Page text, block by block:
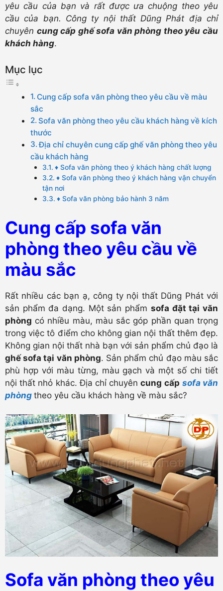
yêu cầu của bạn và rất được ưa chuộng theo yêu
cầu của bạn. Công ty nội thất Dũng Phát địa chỉ
chuyên cung cấp ghế sofa văn phòng theo yêu cầu
khách hàng.
Mục lục
Cung cấp sofa văn phòng theo yêu cầu về màu
sắc
Sofa văn phòng theo yêu cầu khách hàng về kích
thước
Địa chỉ chuyên cung cấp ghế văn phòng theo yêu
cầu khách hàng
♦ Sofa văn phòng theo ý khách hàng chất lượng
♦ Sofa văn phòng theo ý khách hàng vận chuyển
tận nơi
♦ Sofa văn phòng bảo hành 3 năm
Cung cấp sofa văn
phòng theo yêu cầu về
màu sắc
Rất nhiều các bạn ạ, công ty nội thất Dũng Phát với
sản phẩm đa dạng. Một sản phẩm sofa đặt tại văn
phòng có nhiều màu, màu sắc góp phần quan trọng
trong việc tô điểm cho không gian nội thất thêm đẹp.
Không gian nội thất nhà bạn với sản phẩm chủ đạo là
ghế sofa tại văn phòng. Sản phẩm chủ đạo màu sắc
phù hợp với màu từng, màu gạch và một số chi tiết
nội thất nhỏ khác. Địa chỉ chuyêncung cấp sofa văn
phòng theo yêu cầu khách hàng về màu sắc?
Sofa văn phòng theo yêu